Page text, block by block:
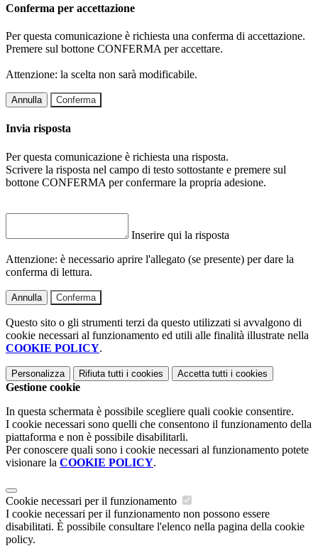
Conferma per accettazione
Per questa comunicazione è richiesta una conferma di accettazione.
Premere sul bottone CONFERMA per accettare.
Attenzione: la scelta non sarà modificabile.
Annulla Conferma
Invia risposta
Per questa comunicazione è richiesta una risposta.
Scrivere la risposta nel campo di testo sottostante e premere sul
bottone CONFERMA per confermare la propria adesione.
Inserire qui la risposta
Attenzione: è necessario aprire l'allegato (se presente) per dare la
conferma di lettura.
Annulla Conferma
Questo sito o gli strumenti terzi da questo utilizzati si avvalgono di
cookie necessari al funzionamento ed utili alle finalità illustrate nella
COOKIE POLICY.
Personalizza Rifiuta tutti i cookies Accetta tutti i cookies
Gestione cookie
In questa schermata è possibile scegliere quali cookie consentire.
I cookie necessari sono quelli che consentono il funzionamento della
piattaforma e non è possibile disabilitarli.
Per conoscere quali sono i cookie necessari al funzionamento potete
visionare la COOKIE POLICY.
Cookie necessari per il funzionamento
I cookie necessari per il funzionamento non possono essere
disabilitati. È possibile consultare l'elenco nella pagina della cookie
policy.